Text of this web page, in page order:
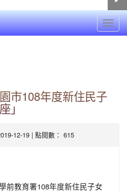
市108年度新住民子
」
12-19 | 點閱數： 615
前教育署108年度新住民子女